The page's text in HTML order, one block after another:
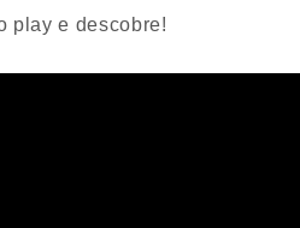
play e descobre!